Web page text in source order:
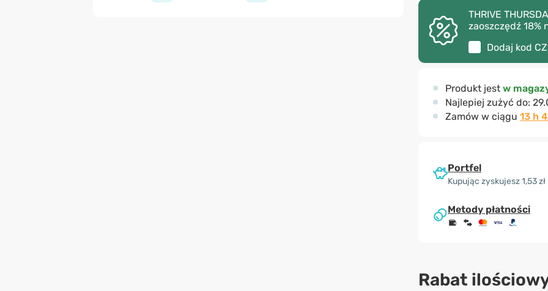
THRIVE
zaoszczędź 18%
Dodaj kod
Produkt jest w
Najlepiej zużyć do:
Zamów w ciągu 13 h
Portfel
Kupując zyskujesz 1,53 zł
Metody płatności
Rabat